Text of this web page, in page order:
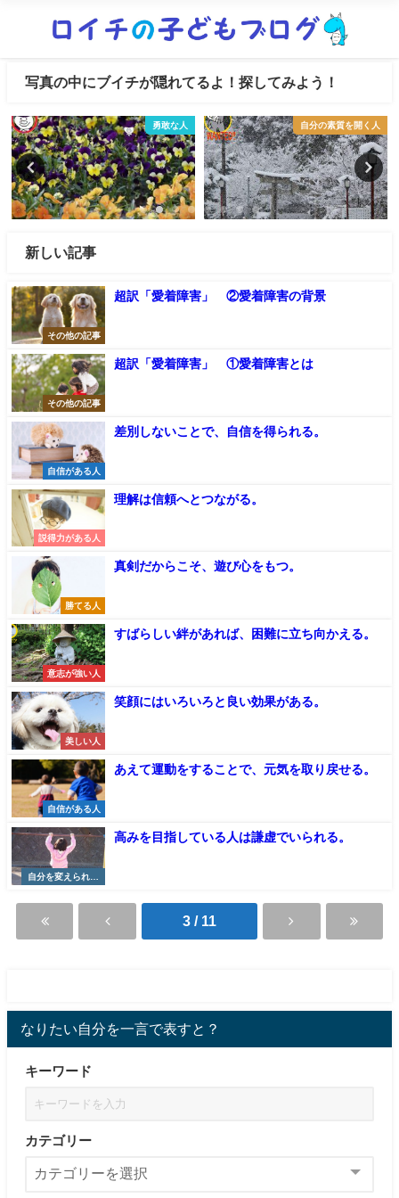
写真の中にブイチが隠れてるよ！探してみよう！
勇敢な人 自分の素質を開く人
新しい記事
その他の記事
超訳「愛着障害」 ②愛着障害の背景
その他の記事
超訳「愛着障害」 ①愛着障害とは
自信がある人
差別しないことで、自信を得られる。
説得力がある人
理解は信頼へとつながる。
勝てる人
真剣だからこそ、遊び心をもつ。
意志が強い人
すばらしい絆があれば、困難に立ち向かえる。
美しい人
笑顔にはいろいろと良い効果がある。
自信がある人
あえて運動をすることで、元気を取り戻せる。
自分を変えられる
高みを目指している人は謙虚でいられる。
3 / 11
なりたい自分を一言で表すと？
キーワード
カテゴリー